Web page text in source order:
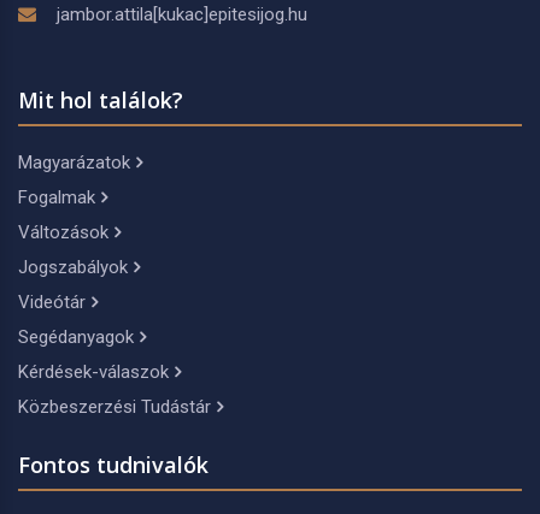
jambor.attila[kukac]epitesijog.hu
Mit hol találok?
Magyarázatok
Fogalmak
Változások
Jogszabályok
Videótár
Segédanyagok
Kérdések-válaszok
Közbeszerzési Tudástár
Fontos tudnivalók